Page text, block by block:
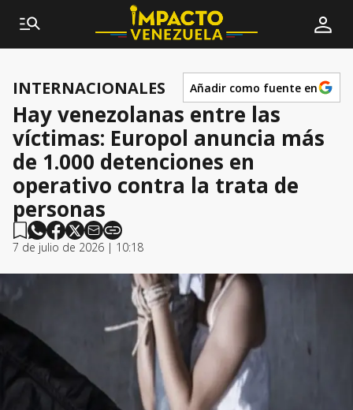
INTERNACIONALES Añadir como fuente en
Hay venezolanas entre las
víctimas: Europol anuncia más
de 1.000 detenciones en
operativo contra la trata de
personas
7 de julio de 2026 | 10:18